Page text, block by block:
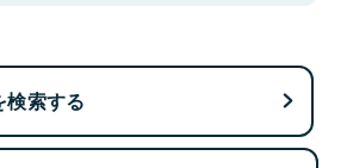
検索する